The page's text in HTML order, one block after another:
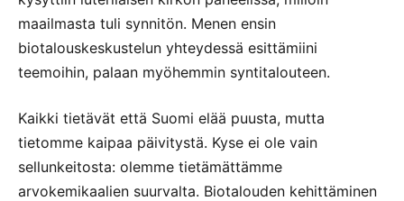
maailmasta tuli synnitön. Menen ensin
biotalouskeskustelun yhteydessä esittämiini
teemoihin, palaan myöhemmin syntitalouteen.
Kaikki tietävät että Suomi elää puusta, mutta
tietomme kaipaa päivitystä. Kyse ei ole vain
sellunkeitosta: olemme tietämättämme
arvokemikaalien suurvalta. Biotalouden kehittäminen